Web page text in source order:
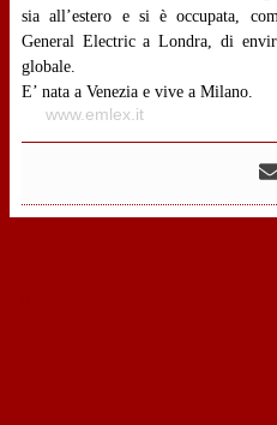
sia all’estero e si è occupata,
General Electric a Londra, di
globale.
E’ nata a Venezia e vive a Milano.
www.emlex.it